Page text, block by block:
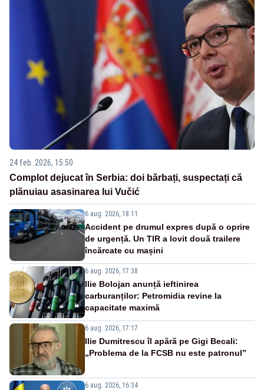
24 feb. 2026, 15:50
Complot dejucat în Serbia: doi bărbați, suspectați că
plănuiau asasinarea lui Vučić
6 aug. 2026, 18:11
Accident pe drumul expres după o oprire
de urgență. Un TIR a lovit două trailere
încărcate cu mașini
6 aug. 2026, 17:38
Ilie Bolojan anunță ieftinirea
carburanților: Petromidia revine la
capacitate maximă
6 aug. 2026, 17:17
Ilie Dumitrescu îl apără pe Gigi Becali:
„Problema de la FCSB nu este patronul”
6 aug. 2026, 16:34